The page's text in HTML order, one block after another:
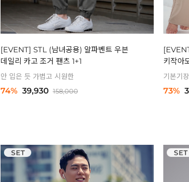
[EVENT] STL (남녀공용) 알파벤트 우븐
데일리 카고 조거 팬츠 1+1
안 입은 듯 가볍고 시원한
74% 39,930 158,000
키작아
기본기
73%